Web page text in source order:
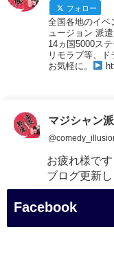
フォロー
全国各地のイベ
ュージョン 派
14ヵ国5000ス
リモラブ等、
お気軽に。
マジシャン
お疲れ様です
ブログ更新
「マジシャ
Facebook